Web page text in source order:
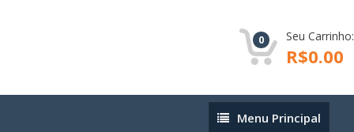
0 Seu Carrinho:
R$0.00
MenuMenu Principal